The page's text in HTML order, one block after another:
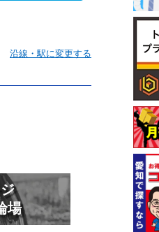
沿線・駅に変更する
場